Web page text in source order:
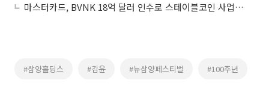
마스터카드, BVNK 18억 달러 인수로 스테이블코인 사업 본격 확장
#삼양홀딩스 #김윤 #뉴삼양페스티벌 #100주년